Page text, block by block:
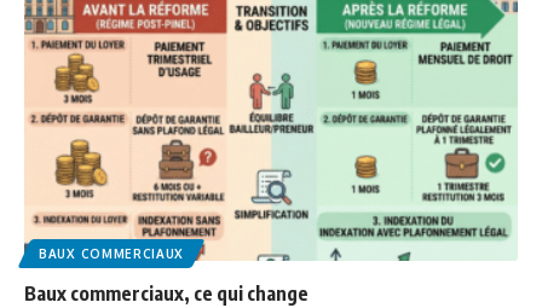
BAUX COMMERCIAUX
Baux commerciaux, ce qui change